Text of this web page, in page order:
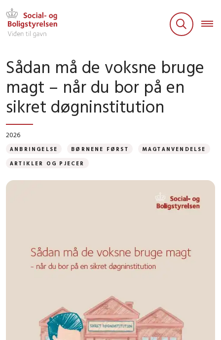
Sådan må de voksne bruge
magt – når du bor på en
sikret døgninstitution
2026
ANBRINGELSE BØRNENE FØRST MAGTANVENDELSE
ARTIKLER OG PJECER